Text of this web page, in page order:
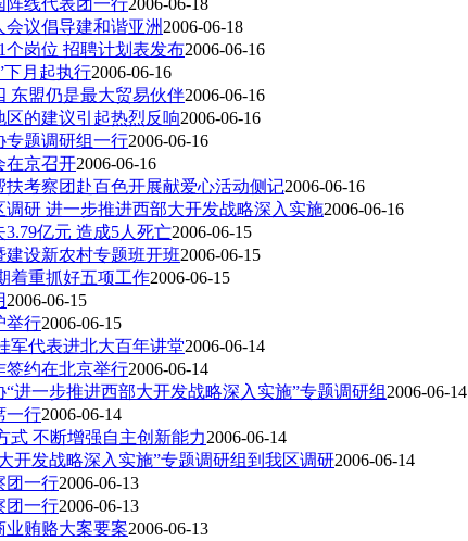
阵线代表团一行2006-06-18
会议倡导建和谐亚洲 2006-06-18
个岗位 招聘计划表发布2006-06-16
下月起执行2006-06-16
东盟仍是最大贸易伙伴2006-06-16
区的建议引起热烈反响2006-06-16
专题调研组一行2006-06-16
在京召开2006-06-16
考察团赴百色开展献爱心活动侧记2006-06-16
调研 进一步推进西部大开发战略深入实施2006-06-16
亿元 造成5人死亡2006-06-15
建设新农村专题班开班2006-06-15
着重抓好五项工作2006-06-15
2006-06-15
举行2006-06-15
军代表进北大百年讲堂2006-06-14
签约在北京举行2006-06-14
进一步推进西部大开发战略深入实施”专题调研组 2006-06-14
一行2006-06-14
式 不断增强自主创新能力2006-06-14
开发战略深入实施”专题调研组到我区调研2006-06-14
团一行2006-06-13
团一行2006-06-13
业贿赂大案要案2006-06-13